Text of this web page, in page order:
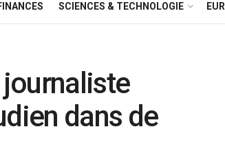
SCIENCES & TECHNOLOGIE
dans de